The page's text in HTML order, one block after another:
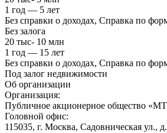
1 год — 5 лет
Без справки о доходах, Справка по
Без залога
20 тыс- 10 млн
1 год — 15 лет
Без справки о доходах, Справка по
Под залог недвижимости
Об организации
Организация:
Публичное акционерное общество
Головной офис:
115035, г. Москва, Садовническая ул.,